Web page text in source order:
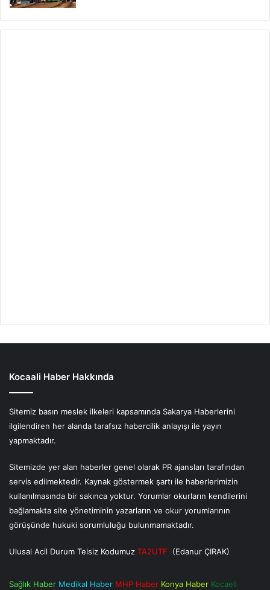
Kocaali Haber Hakkında
Sitemiz basın meslek ilkeleri kapsamında Sakarya Haberlerini
ilgilendiren her alanda tarafsız habercilik anlayışı ile yayın
yapmaktadır.
Sitemizde yer alan haberler genel olarak PR ajansları tarafından
servis edilmektedir. Kaynak göstermek şartı ile haberlerimizin
kullanılmasında bir sakınca yoktur. Yorumlar okurların kendilerini
bağlamakta site yönetiminin yazarların ve okur yorumlarının
görüşünde hukuki sorumluluğu bulunmamaktadır.
Ulusal Acil Durum Telsiz Kodumuz TA2UTF (Edanur ÇIRAK)
Sağlık Haber Medikal Haber MHP Haber Konya Haber Kocaeli